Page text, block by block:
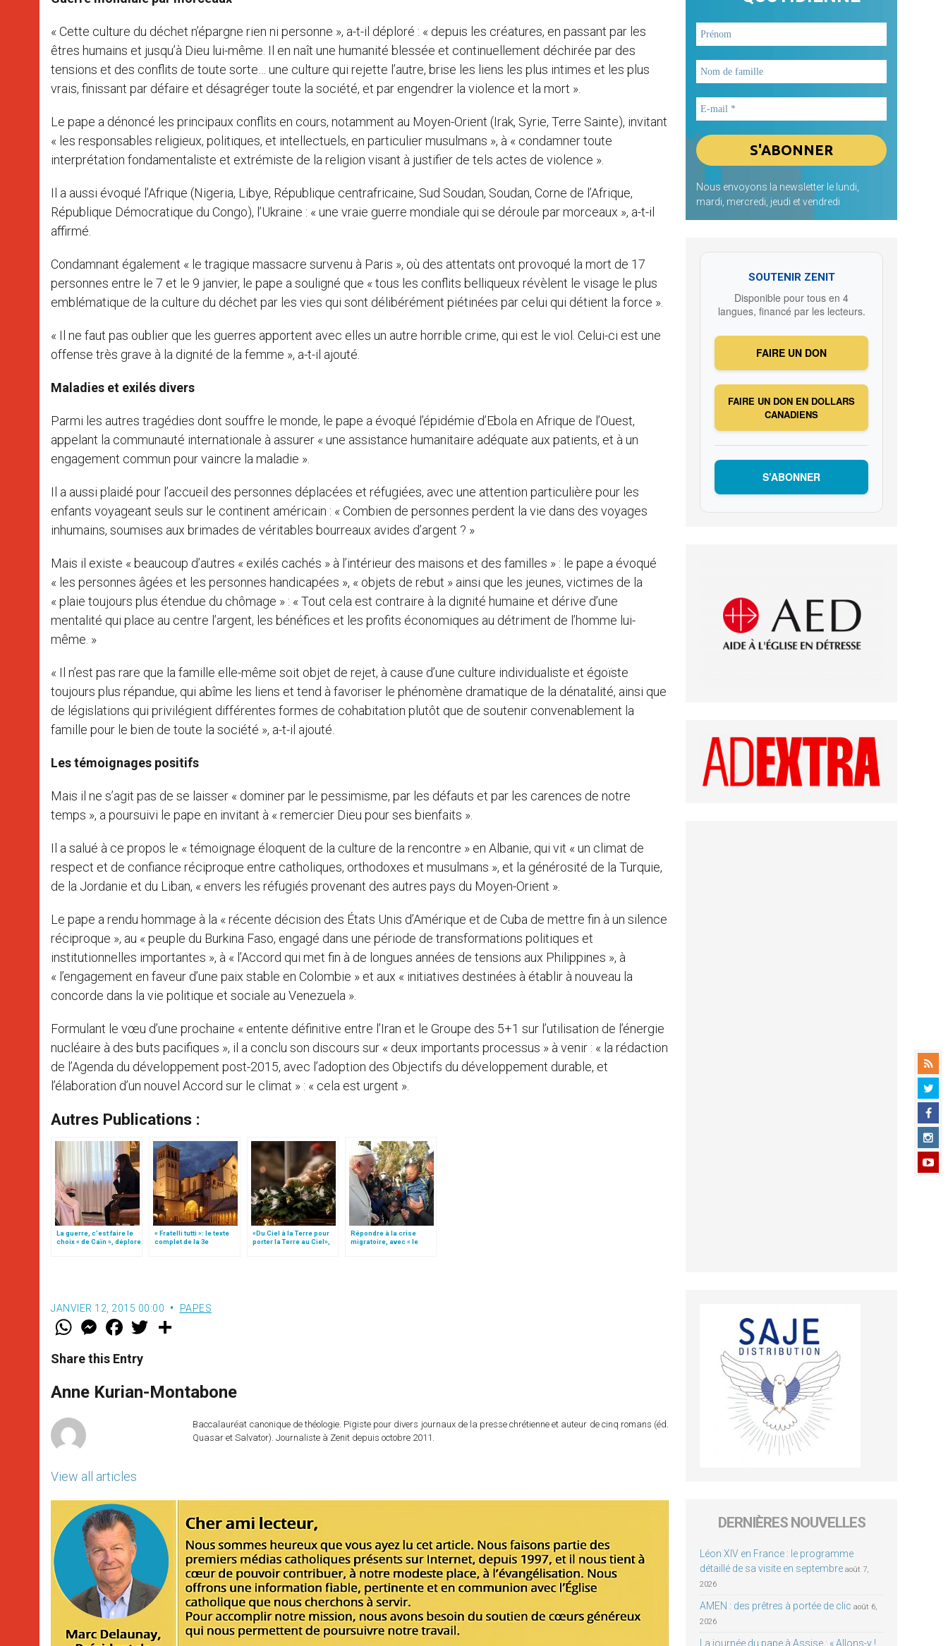
« Cette culture du déchet n’épargne rien ni personne », a-t-il déploré : « depuis les créatures, en passant par les
êtres humains et jusqu’à Dieu lui-même. Il en naît une humanité blessée et continuellement déchirée par des
tensions et des conflits de toute sorte… une culture qui rejette l’autre, brise les liens les plus intimes et les plus
vrais, finissant par défaire et désagréger toute la société, et par engendrer la violence et la mort ».
Le pape a dénoncé les principaux conflits en cours, notamment au Moyen-Orient (Irak, Syrie, Terre Sainte), invitant
« les responsables religieux, politiques, et intellectuels, en particulier musulmans », à « condamner toute
interprétation fondamentaliste et extrémiste de la religion visant à justifier de tels actes de violence ».
Il a aussi évoqué l’Afrique (Nigeria, Libye, République centrafricaine, Sud Soudan, Soudan, Corne de l’Afrique,
République Démocratique du Congo), l’Ukraine : « une vraie guerre mondiale qui se déroule par morceaux », a-t-il
affirmé.
Condamnant également « le tragique massacre survenu à Paris », où des attentats ont provoqué la mort de 17
personnes entre le 7 et le 9 janvier, le pape a souligné que « tous les conflits belliqueux révèlent le visage le plus
emblématique de la culture du déchet par les vies qui sont délibérément piétinées par celui qui détient la force ».
« Il ne faut pas oublier que les guerres apportent avec elles un autre horrible crime, qui est le viol. Celui-ci est une
offense très grave à la dignité de la femme », a-t-il ajouté.
Maladies et exilés divers
Parmi les autres tragédies dont souffre le monde, le pape a évoqué l’épidémie d’Ebola en Afrique de l’Ouest,
appelant la communauté internationale à assurer « une assistance humanitaire adéquate aux patients, et à un
engagement commun pour vaincre la maladie ».
Il a aussi plaidé pour l’accueil des personnes déplacées et réfugiées, avec une attention particulière pour les
enfants voyageant seuls sur le continent américain : « Combien de personnes perdent la vie dans des voyages
inhumains, soumises aux brimades de véritables bourreaux avides d’argent ? »
Mais il existe « beaucoup d’autres « exilés cachés » à l’intérieur des maisons et des familles » : le pape a évoqué
« les personnes âgées et les personnes handicapées », « objets de rebut » ainsi que les jeunes, victimes de la
« plaie toujours plus étendue du chômage » : « Tout cela est contraire à la dignité humaine et dérive d’une
mentalité qui place au centre l’argent, les bénéfices et les profits économiques au détriment de l’homme lui-
même. »
« Il n’est pas rare que la famille elle-même soit objet de rejet, à cause d’une culture individualiste et égoïste
toujours plus répandue, qui abîme les liens et tend à favoriser le phénomène dramatique de la dénatalité, ainsi que
de législations qui privilégient différentes formes de cohabitation plutôt que de soutenir convenablement la
famille pour le bien de toute la société », a-t-il ajouté.
Les témoignages positifs
Mais il ne s’agit pas de se laisser « dominer par le pessimisme, par les défauts et par les carences de notre
temps », a poursuivi le pape en invitant à « remercier Dieu pour ses bienfaits ».
Il a salué à ce propos le « témoignage éloquent de la culture de la rencontre » en Albanie, qui vit « un climat de
respect et de confiance réciproque entre catholiques, orthodoxes et musulmans », et la générosité de la Turquie,
de la Jordanie et du Liban, « envers les réfugiés provenant des autres pays du Moyen-Orient ».
Le pape a rendu hommage à la « récente décision des États Unis d’Amérique et de Cuba de mettre fin à un silence
réciproque », au « peuple du Burkina Faso, engagé dans une période de transformations politiques et
institutionnelles importantes », à « l’Accord qui met fin à de longues années de tensions aux Philippines », à
« l’engagement en faveur d’une paix stable en Colombie » et aux « initiatives destinées à établir à nouveau la
concorde dans la vie politique et sociale au Venezuela ».
Formulant le vœu d’une prochaine « entente définitive entre l’Iran et le Groupe des 5+1 sur l’utilisation de l’énergie
nucléaire à des buts pacifiques », il a conclu son discours sur « deux importants processus » à venir : « la rédaction
de l’Agenda du développement post-2015, avec l’adoption des Objectifs du développement durable, et
l’élaboration d’un nouvel Accord sur le climat » : « cela est urgent ».
Autres Publications :
La guerre, c’est faire le
choix « de Caïn », déplore
« Fratelli tutti »: le texte
complet de la 3e
«Du Ciel à la Terre pour
porter la Terre au Ciel»,
Répondre à la crise
migratoire, avec « le
JANVIER 12, 2015 00:00 PAPES
W
t
s
p
p
M
e
s
e
g
e
F
a
e
b
o
k
w
r
Share this Entry
Anne Kurian-Montabone
View all articles
Baccalauréat canonique de théologie. Pigiste pour divers journaux de la presse chrétienne et auteur de cinq romans (éd.
Quasar et Salvator). Journaliste à Zenit depuis octobre 2011.
Nous envoyons la newsletter le lundi,
mardi, mercredi, jeudi et vendredi
SOUTENIR ZENIT
Disponible pour tous en 4
langues, financé par les lecteurs.
FAIRE UN DON
FAIRE UN DON EN DOLLARS
CANADIENS
S’ABONNER
DERNIÈRES NOUVELLES
Léon XIV en France : le programme
détaillé de sa visite en septembre août 7,
2026
AMEN : des prêtres à portée de clic août 6,
2026
La journée du pape à Assise : « Allons-y !